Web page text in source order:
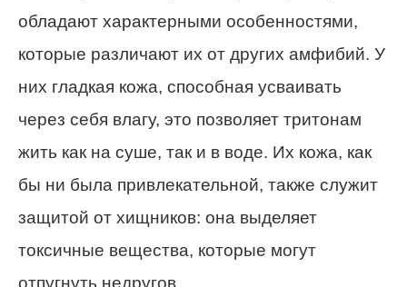
обладают характерными особенностями,
которые различают их от других амфибий. У
них гладкая кожа, способная усваивать
через себя влагу, это позволяет тритонам
жить как на суше, так и в воде. Их кожа, как
бы ни была привлекательной, также служит
защитой от хищников: она выделяет
токсичные вещества, которые могут